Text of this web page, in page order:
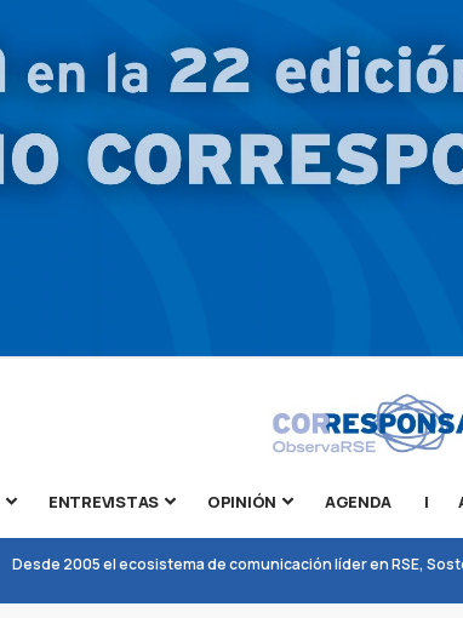
ENTREVISTAS OPINIÓN AGENDA |
Desde 2005 el ecosistema de comunicación líder en RSE,